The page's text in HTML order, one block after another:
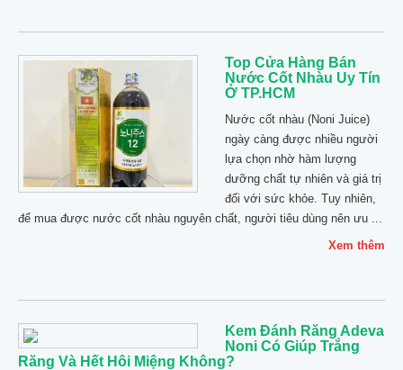
Top Cửa Hàng Bán
Nước Cốt Nhàu Uy Tín
Ở TP.HCM
Nước cốt nhàu (Noni Juice)
ngày càng được nhiều người
lựa chọn nhờ hàm lượng
dưỡng chất tự nhiên và giá trị
đối với sức khỏe. Tuy nhiên,
để mua được nước cốt nhàu nguyên chất, người tiêu dùng nên ưu ...
Xem thêm
Kem Đánh Răng Adeva
Noni Có Giúp Trắng
Răng Và Hết Hôi Miệng Không?